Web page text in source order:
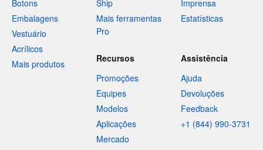
Botons
Embalagens
Vestuário
Acrílicos
Mais produtos
Ship
Mais ferramentas
Pro
Imprensa
Estatísticas
Recursos
Promoções
Equipes
Modelos
Aplicações
Mercado
Assistência
Ajuda
Devoluções
Feedback
+1 (844) 990-3731